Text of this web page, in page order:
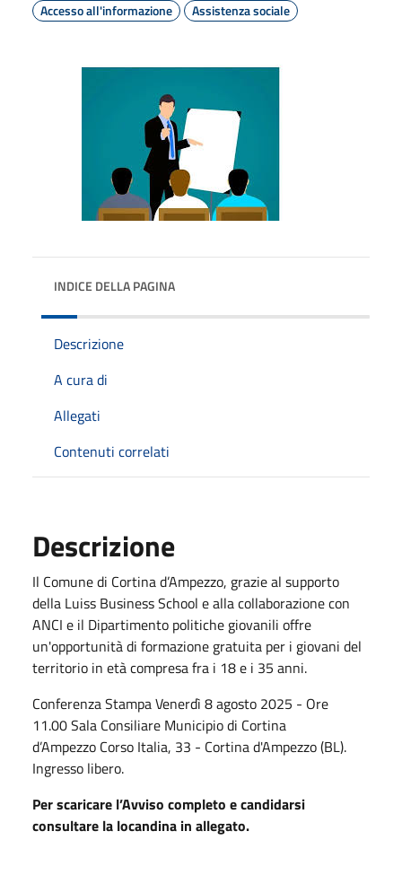
Accesso all'informazione
Assistenza sociale
INDICE DELLA PAGINA
Descrizione
A cura di
Allegati
Contenuti correlati
Descrizione
Il Comune di Cortina d’Ampezzo, grazie al supporto
della Luiss Business School e alla collaborazione con
ANCI e il Dipartimento politiche giovanili offre
un'opportunità di formazione gratuita per i giovani del
territorio in età compresa fra i 18 e i 35 anni.
Conferenza Stampa Venerdì 8 agosto 2025 - Ore
11.00 Sala Consiliare Municipio di Cortina
d’Ampezzo Corso Italia, 33 - Cortina d'Ampezzo (BL).
Ingresso libero.
Per scaricare l’Avviso completo e candidarsi
consultare la locandina in allegato.